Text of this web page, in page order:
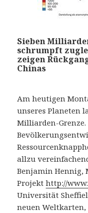
Sieben
schrumpft
zeigen
Chinas
Am heutigen
unseres Planeten
Milliarden-
allzu
Benjamin
Projekthttp://
Universität
neuen